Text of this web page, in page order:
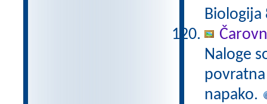
Biologija
Naloge
napako.